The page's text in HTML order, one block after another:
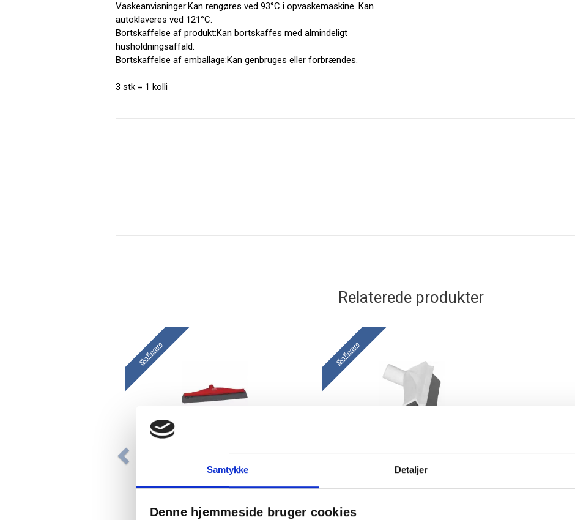
Samtykke Detaljer
Denne hjemmeside bruger cookies
Vaskeanvisninger:Kan rengøres ved 93°C i opvaskemaskine. Kan
autoklaveres ved 121°C.
Bortskaffelse af produkt:Kan bortskaffes med almindeligt
husholdningsaffald.
Bortskaffelse af emballage:Kan genbruges eller forbrændes.
3 stk = 1 kolli
Relaterede produkter
Skaffevare
Vikan Kondensskraber PP/TPE
40cm med enkeltblad rød
Skaffevare
Vikan Kondensskraber PP/TPE
40cm med enkeltblad hvid